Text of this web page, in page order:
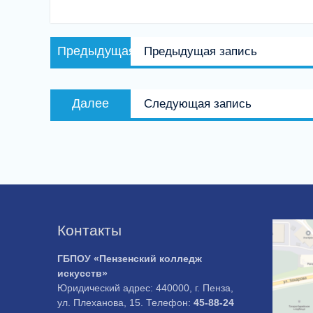
Навигация
по
Предыдущая
запись:
Предыдущая запись
Далее
запись:
Следующая запись
Контакты
ГБПОУ «Пензенский колледж
искусств»
Юридический адрес: 440000, г. Пенза,
ул. Плеханова, 15. Телефон: 45-88-24